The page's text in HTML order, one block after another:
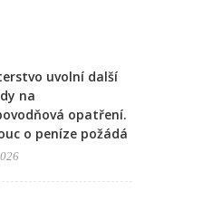
uvolní další
na
opatření.
o peníze požádá